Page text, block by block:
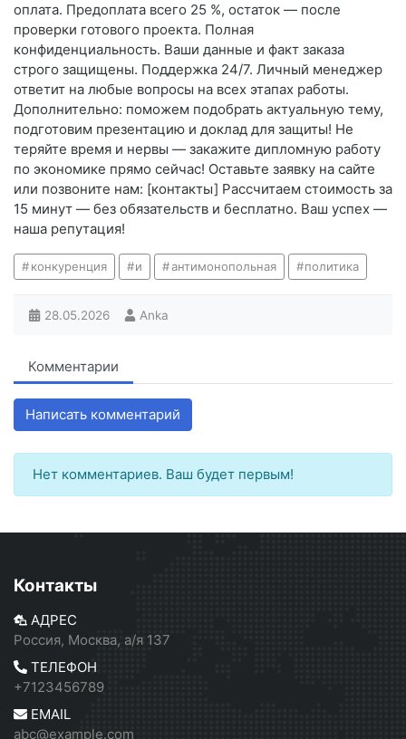
оплата. Предоплата всего 25 %, остаток — после
проверки готового проекта. Полная
конфиденциальность. Ваши данные и факт заказа
строго защищены. Поддержка 24/7. Личный менеджер
ответит на любые вопросы на всех этапах работы.
Дополнительно: поможем подобрать актуальную тему,
подготовим презентацию и доклад для защиты! Не
теряйте время и нервы — закажите дипломную работу
по экономике прямо сейчас! Оставьте заявку на сайте
или позвоните нам: [контакты] Рассчитаем стоимость за
15 минут — без обязательств и бесплатно. Ваш успех —
наша репутация!
конкуренция и антимонопольная политика
28.05.2026 Anka
Комментарии
Написать комментарий
Нет комментариев. Ваш будет первым!
Контакты
АДРЕС
Россия, Москва, а/я 137
ТЕЛЕФОН
+7123456789
EMAIL
abc@example.com